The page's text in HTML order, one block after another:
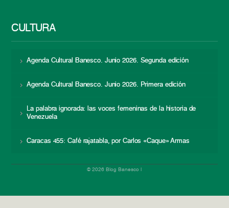
CULTURA
Agenda Cultural Banesco. Junio 2026. Segunda edición
Agenda Cultural Banesco. Junio 2026. Primera edición
La palabra ignorada: las voces femeninas de la historia de
Venezuela
Caracas 455: Café rajatabla, por Carlos «Caque» Armas
© 2026 Blog Banesco |